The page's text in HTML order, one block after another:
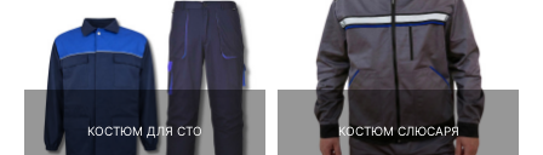
КОСТЮМ ДЛЯ СТО КОСТЮМ СЛЮСАРЯ